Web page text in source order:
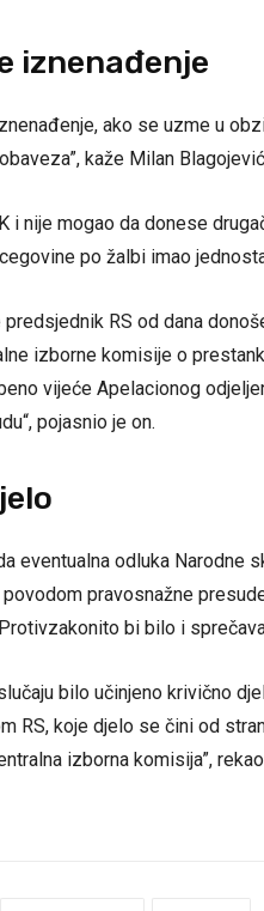
iznenađenje
ako se uzme u
kaže Milan
i nije mogao da donese
po žalbi imao
RS od dana
izborne komisije o
vijeće Apelacionog
pojasnio je on.
eventualna odluka Narodne
povodom pravosnažne
bi bilo i
bilo učinjeno krivično
RS, koje djelo se čini od
izborna komisija”,